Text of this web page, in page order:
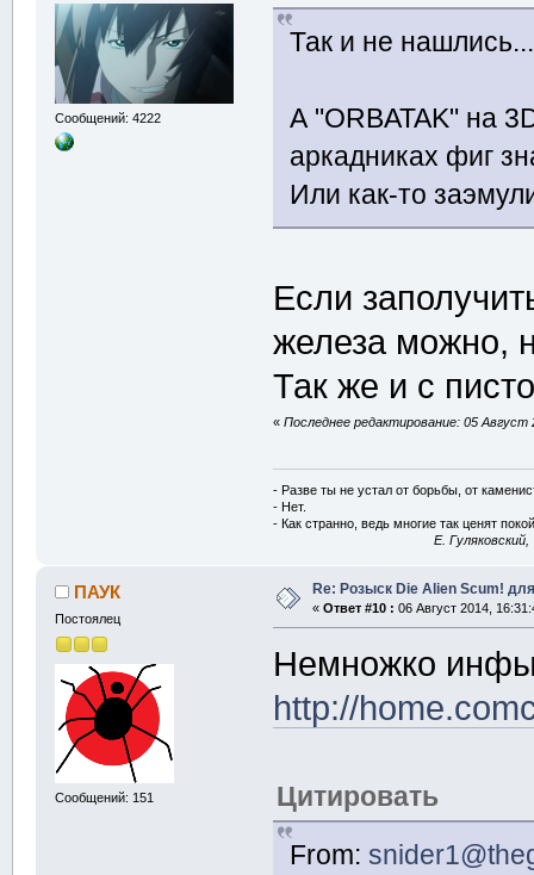
Сообщений: 4222
Так и не нашлись...
А "ORBATAK" на
аркадниках фиг
Или как-то
Если
железа можно,
Так же и с
«Последнее редактирование: 05 Август
- Разве ты не устал от борьбы, от
- Нет.
- Как странно, ведь многие так ценят
E.
ПАУК
Постоялец
Сообщений: 151
Re: Розыск Die Alien Scum!
« Ответ #10 : 06 Август 2014,
Немножко
http://
Цитировать
From: